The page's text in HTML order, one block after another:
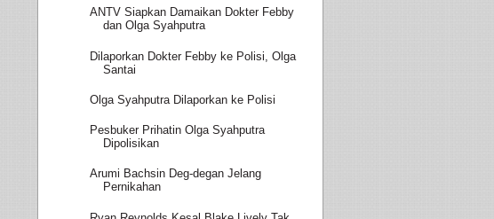
ANTV Siapkan Damaikan Dokter Febby
dan Olga Syahputra
Dilaporkan Dokter Febby ke Polisi, Olga
Santai
Olga Syahputra Dilaporkan ke Polisi
Pesbuker Prihatin Olga Syahputra
Dipolisikan
Arumi Bachsin Deg-degan Jelang
Pernikahan